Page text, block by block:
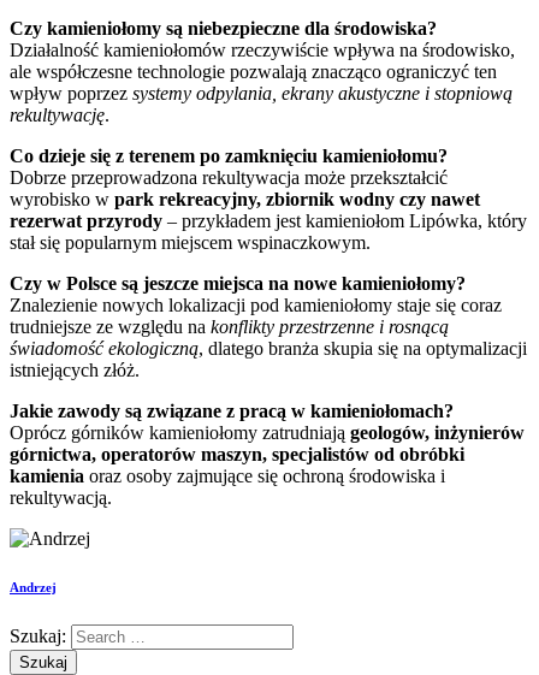
Czy kamieniołomy są niebezpieczne dla środowiska?
Działalność kamieniołomów rzeczywiście wpływa na środowisko,
ale współczesne technologie pozwalają znacząco ograniczyć ten
wpływ poprzez systemy odpylania, ekrany akustyczne i stopniową
rekultywację.
Co dzieje się z terenem po zamknięciu kamieniołomu?
Dobrze przeprowadzona rekultywacja może przekształcić
wyrobisko w park rekreacyjny, zbiornik wodny czy nawet
rezerwat przyrody – przykładem jest kamieniołom Lipówka, który
stał się popularnym miejscem wspinaczkowym.
Czy w Polsce są jeszcze miejsca na nowe kamieniołomy?
Znalezienie nowych lokalizacji pod kamieniołomy staje się coraz
trudniejsze ze względu na konflikty przestrzenne i rosnącą
świadomość ekologiczną, dlatego branża skupia się na optymalizacji
istniejących złóż.
Jakie zawody są związane z pracą w kamieniołomach?
Oprócz górników kamieniołomy zatrudniają geologów, inżynierów
górnictwa, operatorów maszyn, specjalistów od obróbki
kamienia oraz osoby zajmujące się ochroną środowiska i
rekultywacją.
Andrzej
Szukaj: